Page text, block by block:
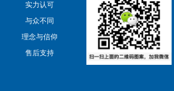
实力认可
与众不同
理念与信仰
售后支持